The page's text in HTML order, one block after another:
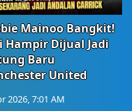
Mainoo Bangkit!
Hampir Dijual Jadi
Baru
United
2026, 7:01 AM